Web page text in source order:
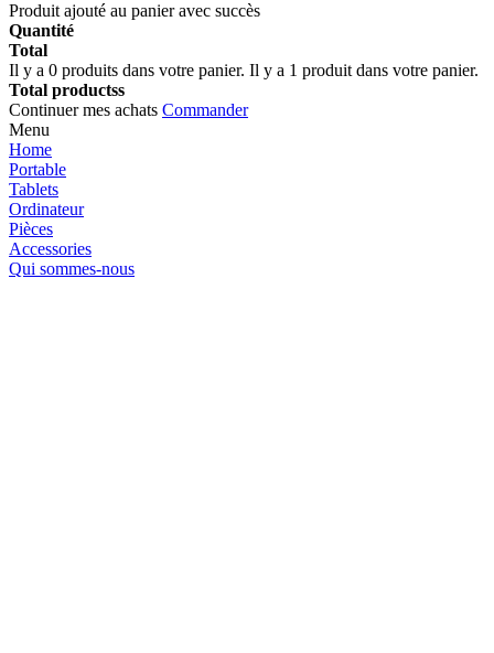
Produit ajouté au panier avec succès
Quantité
Total
Il y a 0 produits dans votre panier. Il y a 1 produit dans votre panier.
Total productss
Continuer mes achats Commander
Menu
Home
Portable
Tablets
Ordinateur
Pièces
Accessories
Qui sommes-nous